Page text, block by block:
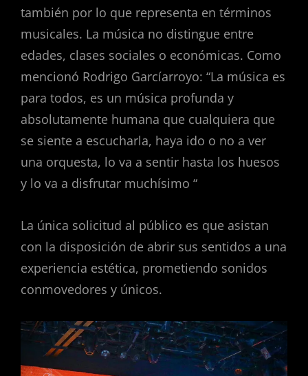
también por lo que representa en términos
musicales. La música no distingue entre
edades, clases sociales o económicas. Como
mencionó Rodrigo Garcíarroyo: “La música es
para todos, es un música profunda y
absolutamente humana que cualquiera que
se siente a escucharla, haya ido o no a ver
una orquesta, lo va a sentir hasta los huesos
y lo va a disfrutar muchísimo “
La única solicitud al público es que asistan
con la disposición de abrir sus sentidos a una
experiencia estética, prometiendo sonidos
conmovedores y únicos.